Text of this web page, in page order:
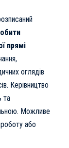
прямі
оглядів
Керівництво
та
Можливе
або